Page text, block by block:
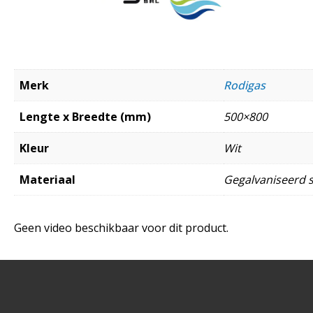
Merk Rodigas
Lengte x Breedte (mm) 500×800
Kleur Wit
Materiaal Gegalvaniseerd
Geen video beschikbaar voor dit product.